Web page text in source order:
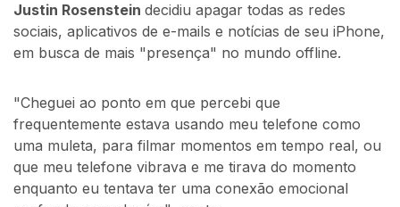
Justin Rosenstein decidiu apagar todas as redes
sociais, aplicativos de e-mails e notícias de seu iPhone,
em busca de mais "presença" no mundo offline.
"Cheguei ao ponto em que percebi que
frequentemente estava usando meu telefone como
uma muleta, para filmar momentos em tempo real, ou
que meu telefone vibrava e me tirava do momento
enquanto eu tentava ter uma conexão emocional